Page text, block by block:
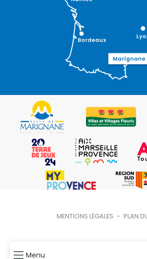
Menu
MENTIONS LÉGALES - PLAN